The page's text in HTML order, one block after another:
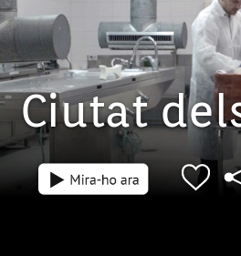
Ciutat